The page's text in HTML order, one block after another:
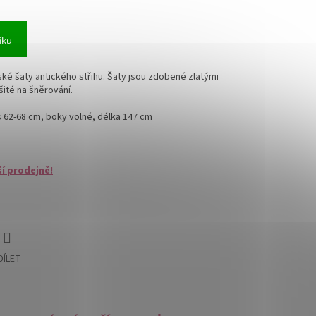
šaty antického střihu. Šaty jsou zdobené zlatými
na šněrování.
68 cm, boky volné, délka 147 cm
prodejně!